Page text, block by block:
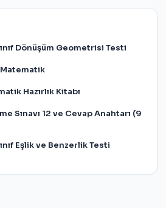
Dönüşüm Geometrisi Testi
Matematik
Hazırlık Kitabı
Sınavı 12 ve Cevap Anahtarı (9
Eşlik ve Benzerlik Testi